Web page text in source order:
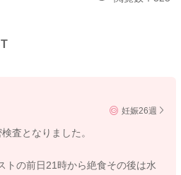
妊娠26週
査となりました。
トの前日21時から絶食その後は水